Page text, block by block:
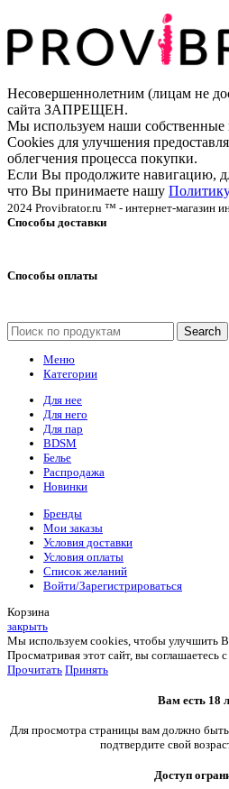
Несовершеннолетним (лицам не
сайта ЗАПРЕЩЕН.
Мы используем наши собственные
Cookies для улучшения
облегчения процесса покупки.
Если Вы продолжите навигацию,
что Вы принимаете нашу
2024 Provibrator.ru ™ - интернет-магазин
Способы доставки
Способы оплаты
Search
Меню
Категории
Для нее
Для него
Для пар
BDSM
Белье
Распродажа
Новинки
Бренды
Мои заказы
Условия доставки
Условия оплаты
Список желаний
Войти/Зарегистрироваться
Корзина
закрыть
Мы используем cookies, чтобы улучшить
Просматривая этот сайт, вы соглашаетесь
Прочитать Принять
Вам есть 18
Для просмотра страницы вам должно
подтвердите свой
Доступ